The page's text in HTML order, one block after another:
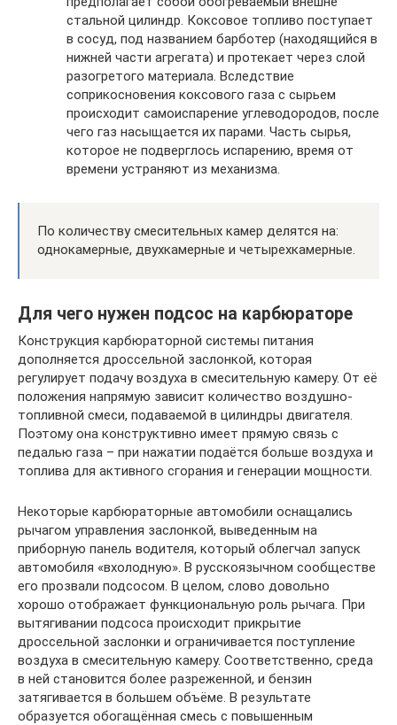
стальной цилиндр. Коксовое топливо поступает
в сосуд, под названием барботер (находящийся в
нижней части агрегата) и протекает через слой
разогретого материала. Вследствие
соприкосновения коксового газа с сырьем
происходит самоиспарение углеводородов, после
чего газ насыщается их парами. Часть сырья,
которое не подверглось испарению, время от
времени устраняют из механизма.
По количеству смесительных камер делятся на:
однокамерные, двухкамерные и четырехкамерные.
Для чего нужен подсос на карбюраторе
Конструкция карбюраторной системы питания
дополняется дроссельной заслонкой, которая
регулирует подачу воздуха в смесительную камеру. От её
положения напрямую зависит количество воздушно-
топливной смеси, подаваемой в цилиндры двигателя.
Поэтому она конструктивно имеет прямую связь с
педалью газа – при нажатии подаётся больше воздуха и
топлива для активного сгорания и генерации мощности.
Некоторые карбюраторные автомобили оснащались
рычагом управления заслонкой, выведенным на
приборную панель водителя, который облегчал запуск
автомобиля «вхолодную». В русскоязычном сообществе
его прозвали подсосом. В целом, слово довольно
хорошо отображает функциональную роль рычага. При
вытягивании подсоса происходит прикрытие
дроссельной заслонки и ограничивается поступление
воздуха в смесительную камеру. Соответственно, среда
в ней становится более разреженной, и бензин
затягивается в большем объёме. В результате
образуется обогащённая смесь с повышенным